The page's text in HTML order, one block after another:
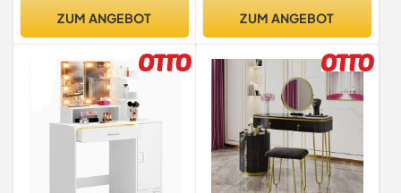
mit Schubladen,
ZUM ANGEBOT ZUM ANGEBOT